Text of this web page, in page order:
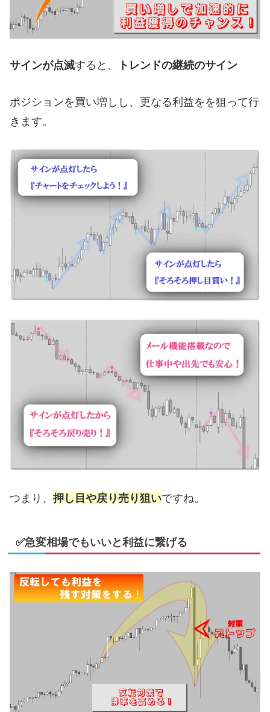
サインが点滅すると、 トレンドの継続のサイン
ポジションを買い増しし、更なる利益をを狙って行
きます。
つまり、 押し目や戻り売り狙いですね。
✅急変相場でもいいと利益に繋げる